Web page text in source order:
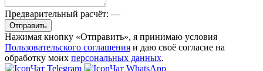
Предварительный расчёт: —
Отправить
Нажимая кнопку «Отправить», я принимаю условия
Пользовательского соглашения и даю своё согласие на
обработку моих персональных данных.
Чат Telegram
Чат WhatsApp